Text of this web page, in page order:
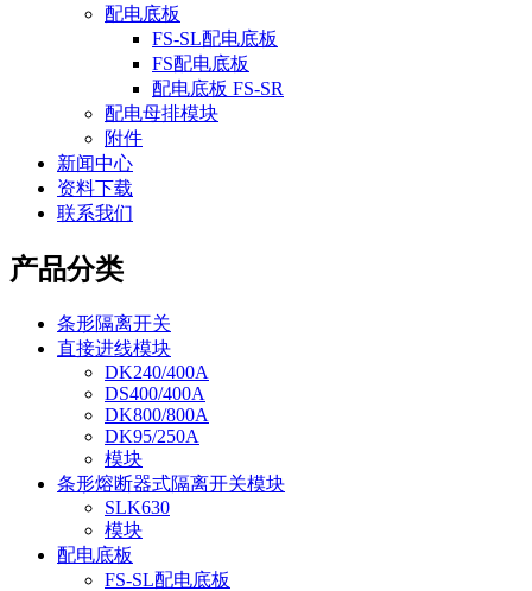
配电底板
FS-SL配电底板
FS配电底板
配电底板 FS-SR
配电母排模块
附件
新闻中心
资料下载
联系我们
产品分类
条形隔离开关
直接进线模块
DK240/400A
DS400/400A
DK800/800A
DK95/250A
模块
条形熔断器式隔离开关模块
SLK630
模块
配电底板
FS-SL配电底板